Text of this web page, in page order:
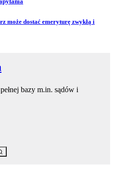
może dostać emeryturę zwykłą i
bazy m.in. sądów i